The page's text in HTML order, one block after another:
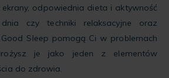
odpowiednia dieta i aktywność
czy techniki relaksacyjne oraz
Good Sleep pomogą Ci w problemach
je jako jeden z elementów
do zdrowia.